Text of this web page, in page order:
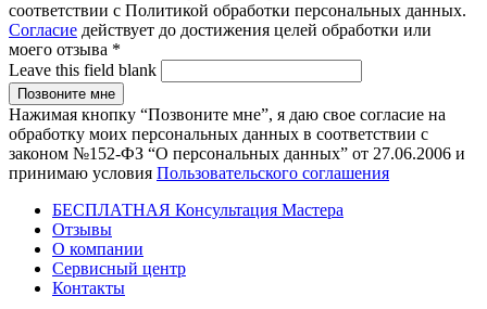
соответствии с Политикой обработки персональных данных.
Согласие действует до достижения целей обработки или
моего отзыва *
Leave this field blank
Нажимая кнопку “Позвоните мне”, я даю свое согласие на
обработку моих персональных данных в соответствии с
законом №152-ФЗ “О персональных данных” от 27.06.2006 и
принимаю условия Пользовательского соглашения
БЕСПЛАТНАЯ Консультация Мастера
Отзывы
О компании
Сервисный центр
Контакты